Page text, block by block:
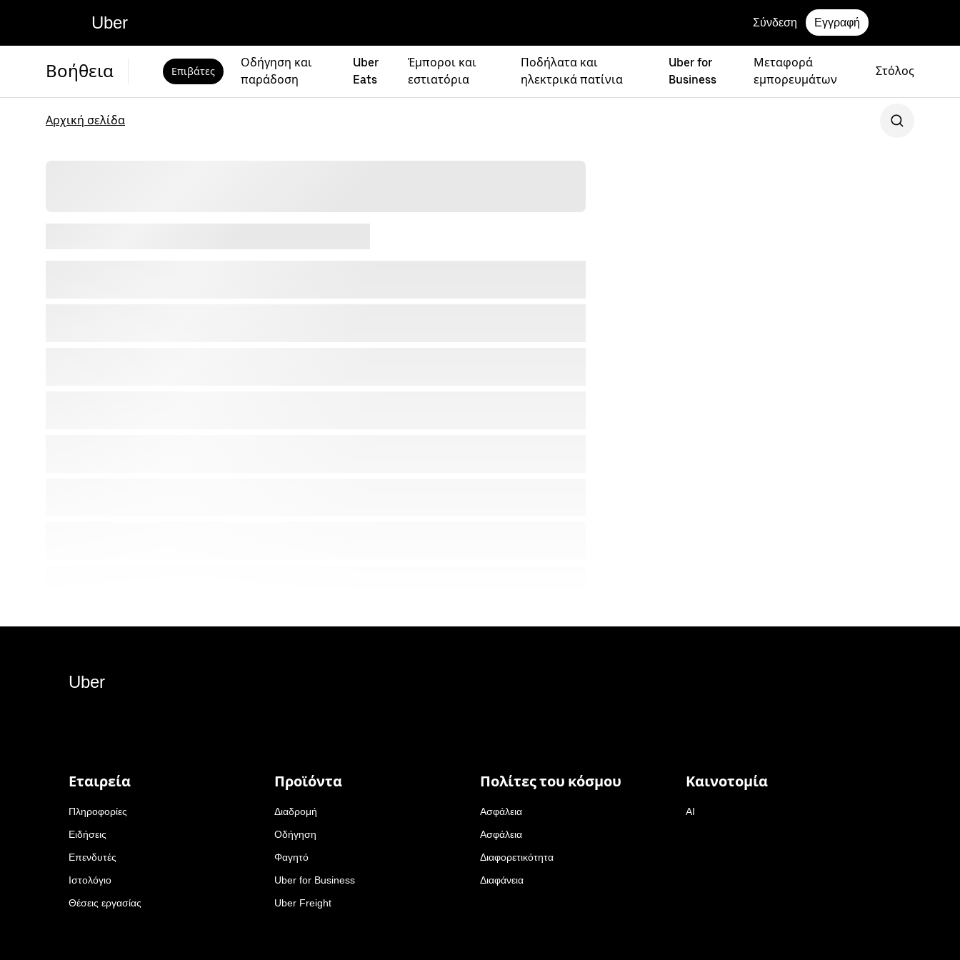
Uber Σύνδεση Εγγραφή
Βοήθεια Επιβάτες
Οδήγηση και
παράδοση
Uber
Eats
Έμποροι και
εστιατόρια
Ποδήλατα και
ηλεκτρικά πατίνια
Uber for
Business
Μεταφορά
εμπορευμάτων
Στόλος
Αρχική σελίδα
Uber
Εταιρεία
Πληροφορίες
Ειδήσεις
Επενδυτές
Ιστολόγιο
Θέσεις εργασίας
Προϊόντα
Διαδρομή
Οδήγηση
Φαγητό
Uber for Business
Uber Freight
Πολίτες του κόσμου
Ασφάλεια
Ασφάλεια
Διαφορετικότητα
Διαφάνεια
Καινοτομία
AI